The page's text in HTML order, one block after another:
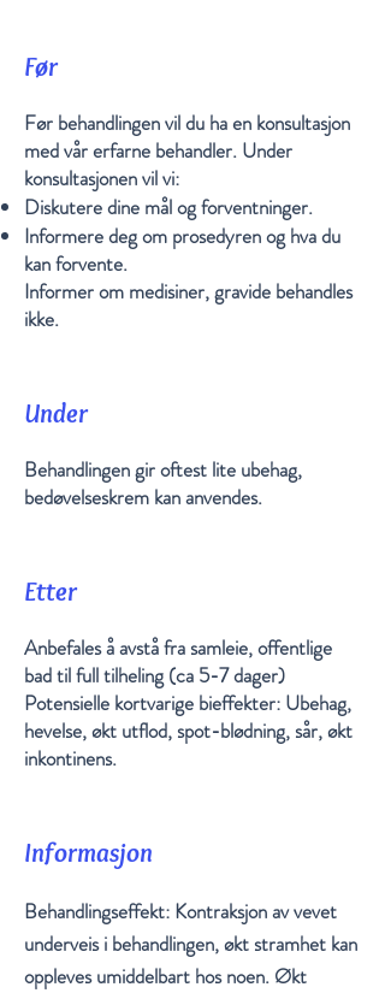
Før
Før behandlingen vil du ha en konsultasjon
med vår erfarne behandler. Under
konsultasjonen vil vi:
Diskutere dine mål og forventninger.
Informere deg om prosedyren og hva du
kan forvente.
Informer om medisiner, gravide behandles
ikke.
Under
Behandlingen gir oftest lite ubehag,
bedøvelseskrem kan anvendes.
Etter
Anbefales å avstå fra samleie, offentlige
bad til full tilheling (ca 5-7 dager)
Potensielle kortvarige bieffekter: Ubehag,
hevelse, økt utflod, spot-blødning, sår, økt
inkontinens.
Informasjon
Behandlingseffekt: Kontraksjon av vevet
underveis i behandlingen, økt stramhet kan
oppleves umiddelbart hos noen. Økt